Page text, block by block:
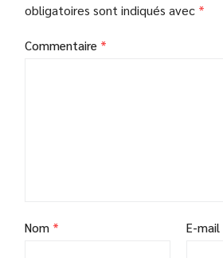
obligatoires sont indiqués avec *
Commentaire *
Nom * E-mail